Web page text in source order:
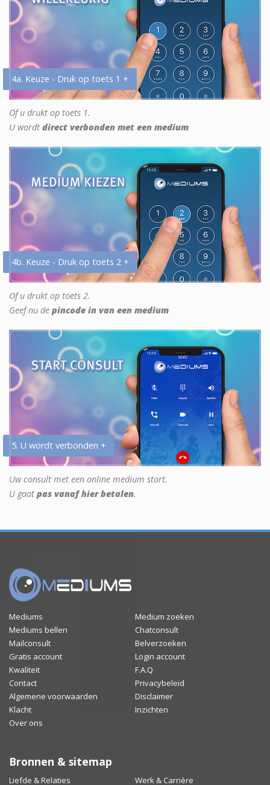
4a. Keuze - Druk op toets 1 +
Of u drukt op toets 1.
U wordt direct verbonden met een medium
4b. Keuze - Druk op toets 2 +
Of u drukt op toets 2.
Geef nu de pincode in van een medium
5. U wordt verbonden +
Uw consult met een online medium start.
U gaat pas vanaf hier betalen.
Mediums
Medium zoeken
Mediums bellen
Chatconsult
Mailconsult
Belverzoeken
Gratis account
Login account
Kwaliteit
F.A.Q
Contact
Privacybeleid
Algemene voorwaarden
Disclaimer
Klacht
Inzichten
Over ons
Bronnen & sitemap
Liefde & Relaties Werk & Carrière